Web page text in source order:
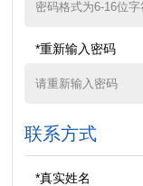
*重新输入密码
联系方式
*真实姓名